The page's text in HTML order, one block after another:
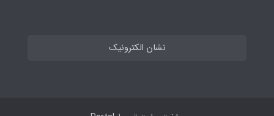
نشان الکترونیک